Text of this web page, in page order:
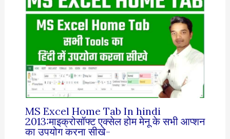
MS Excel Home Tab In hindi
2013:माइक्रोसॉफ्ट एक्सेल होम मेनू के सभी आप्शन
का उपयोग करना सीखे-